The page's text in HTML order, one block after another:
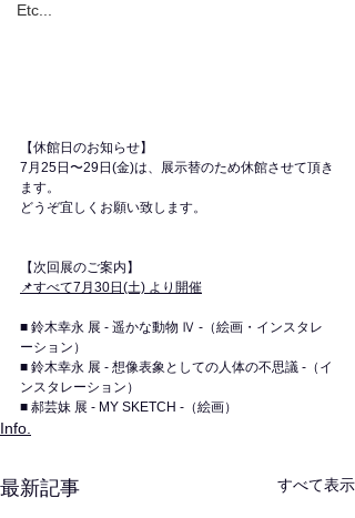
Etc...
【休館日のお知らせ】
7月25日〜29日(金)は、展示替のため休館させて頂き
ます。
どうぞ宜しくお願い致します。
【次回展のご案内】
📌すべて7月30日(土) より開催
■ 鈴木幸永 展 - 遥かな動物 Ⅳ -（絵画・インスタレ
ーション）
■ 鈴木幸永 展 - 想像表象としての人体の不思議 -（イ
ンスタレーション）
■ 郝芸妹 展 - MY SKETCH -（絵画）
Info.
最新記事 すべて表示